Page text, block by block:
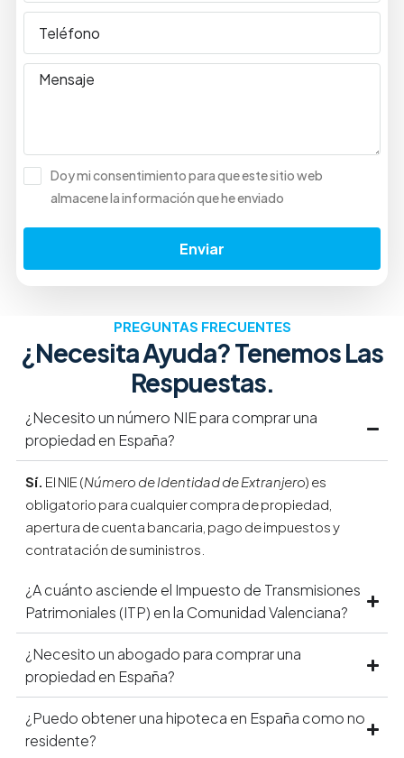
Doy mi consentimiento para que este sitio web
almacene la información que he enviado
Enviar
PREGUNTAS FRECUENTES
¿Necesita Ayuda? Tenemos Las
Respuestas.
¿Necesito un número NIE para comprar una
propiedad en España?
Sí. El NIE (Número de Identidad de Extranjero) es
obligatorio para cualquier compra de propiedad,
apertura de cuenta bancaria, pago de impuestos y
contratación de suministros.
¿A cuánto asciende el Impuesto de Transmisiones
Patrimoniales (ITP) en la Comunidad Valenciana?
¿Necesito un abogado para comprar una
propiedad en España?
¿Puedo obtener una hipoteca en España como no
residente?